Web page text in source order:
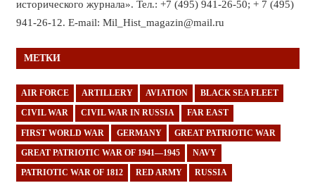
исторического журнала». Тел.: +7 (495) 941-26-50; + 7 (495)
941-26-12. E-mail: Mil_Hist_magazin@mail.ru
МЕТКИ
AIR FORCE ARTILLERY AVIATION BLACK SEA FLEET
CIVIL WAR CIVIL WAR IN RUSSIA FAR EAST
FIRST WORLD WAR GERMANY GREAT PATRIOTIC WAR
GREAT PATRIOTIC WAR OF 1941—1945 NAVY
PATRIOTIC WAR OF 1812 RED ARMY RUSSIA